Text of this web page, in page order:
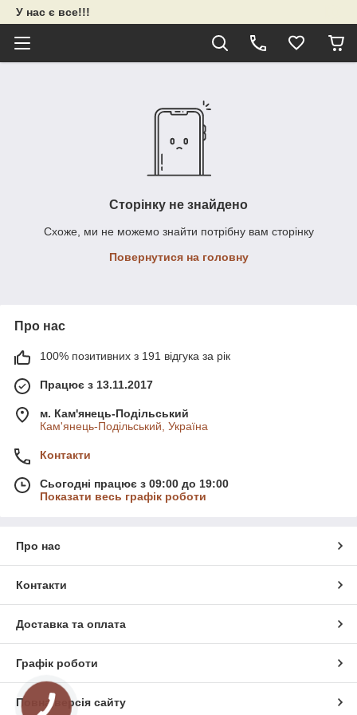
У нас є все!!!
Сторінку не знайдено
Схоже, ми не можемо знайти потрібну вам сторінку
Повернутися на головну
Про нас
100% позитивних з 191 відгука за рік
Працює з 13.11.2017
м. Кам'янець-Подільський
Кам'янець-Подільський, Україна
Контакти
Сьогодні працює з 09:00 до 19:00
Показати весь графік роботи
Про нас
Контакти
Доставка та оплата
Графік роботи
Повна версія сайту